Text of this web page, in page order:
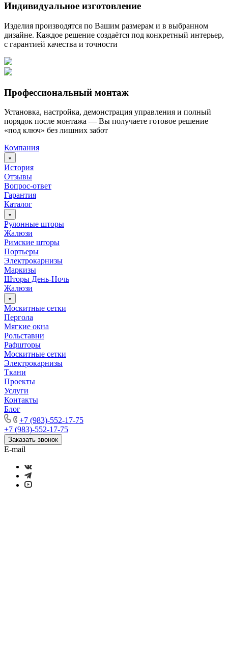
Индивидуальное изготовление
Изделия производятся по Вашим размерам и в выбранном
дизайне. Каждое решение создаётся под конкретный интерьер,
с гарантией качества и точности
Профессиональный монтаж
Установка, настройка, демонстрация управления и полный
порядок после монтажа — Вы получаете готовое решение
«под ключ» без лишних забот
Компания
История
Отзывы
Вопрос-ответ
Гарантия
Каталог
Рулонные шторы
Жалюзи
Римские шторы
Портьеры
Электрокарнизы
Маркизы
Шторы День-Ночь
Жалюзи
Москитные сетки
Пергола
Мягкие окна
Рольставни
Рафшторы
Москитные сетки
Электрокарнизы
Ткани
Проекты
Услуги
Контакты
Блог
+7 (983)-552-17-75
+7 (983)-552-17-75
Заказать звонок
E-mail